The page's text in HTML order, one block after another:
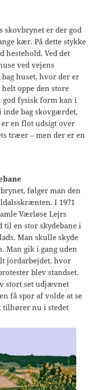
skovbrynet er der god
kær. På dette stykke
hestehold. Ved det
ved vejens
huset, hvor der er
oppe den store
fysisk form kan i
inde bag skovgærdet,
en flot udsigt over
træer – men der er en
følger man den
I 1971
Værløse Lejrs
til en stor skydebane i
Man skulle skyde
Man gik i gang uden
jordarbejdet, hvor
blev standset.
stort set udjævnet
få spor af volde at se
tilhører nu i stedet